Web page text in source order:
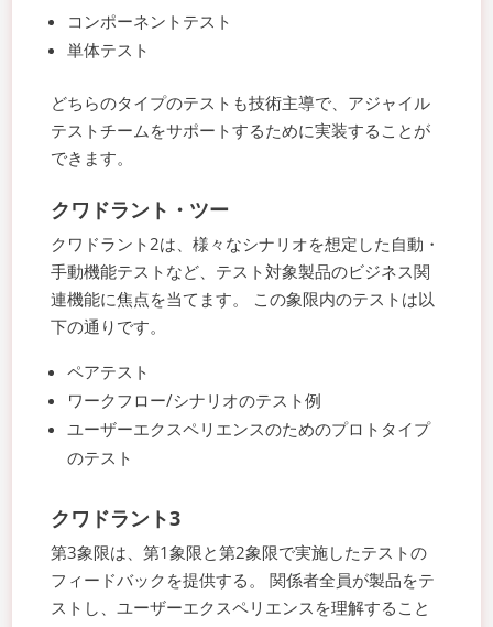
コンポーネントテスト
単体テスト
どちらのタイプのテストも技術主導で、アジャイル
テストチームをサポートするために実装することが
できます。
クワドラント・ツー
クワドラント2は、様々なシナリオを想定した自動・
手動機能テストなど、テスト対象製品のビジネス関
連機能に焦点を当てます。 この象限内のテストは以
下の通りです。
ペアテスト
ワークフロー/シナリオのテスト例
ユーザーエクスペリエンスのためのプロトタイプ
のテスト
クワドラント3
第3象限は、第1象限と第2象限で実施したテストの
フィードバックを提供する。 関係者全員が製品をテ
ストし、ユーザーエクスペリエンスを理解すること